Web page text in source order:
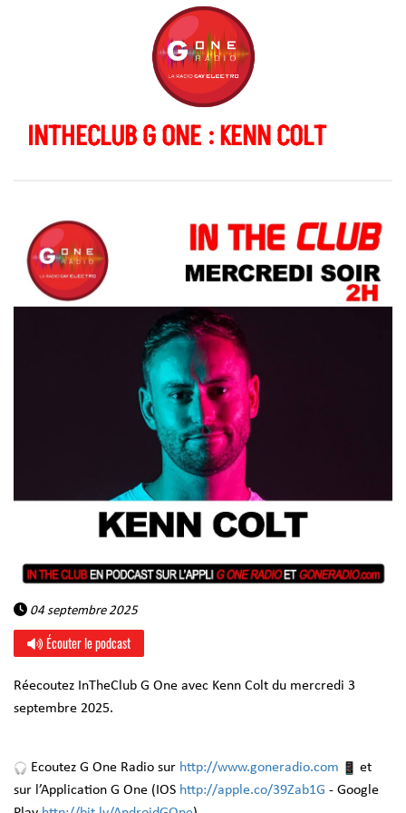
INTHECLUB G ONE : KENN COLT
04 septembre 2025
Écouter le podcast
Réecoutez InTheClub G One avec Kenn Colt du mercredi 3
septembre 2025.
Ecoutez G One Radio sur http://www.goneradio.com
et
sur l’Application G One (IOS http://apple.co/39Zab1G - Google